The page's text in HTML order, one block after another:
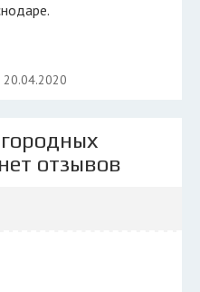
20.04.2020
отзывов